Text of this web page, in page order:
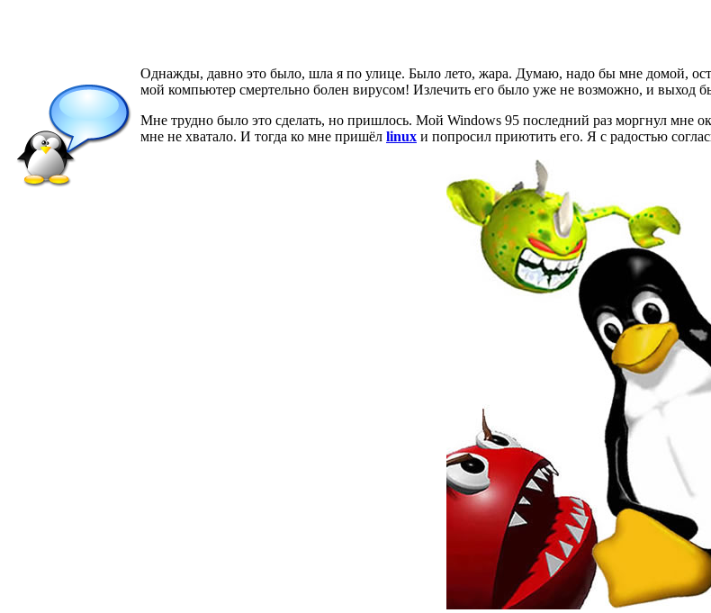
Однажды, давно это было, шла я по улице. Было лето, жара. Думаю, надо бы мне домой,
мой компьютер смертельно болен вирусом! Излечить его было уже не возможно, и выход
Мне трудно было это сделать, но пришлось. Мой Windows 95 последний раз моргнул мне
мне не хватало. И тогда ко мне пришёл linux и попросил приютить его. Я с радостью